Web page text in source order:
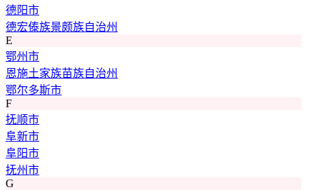
德阳市
德宏傣族景颇族自治州
E
鄂州市
恩施土家族苗族自治州
鄂尔多斯市
F
抚顺市
阜新市
阜阳市
抚州市
G